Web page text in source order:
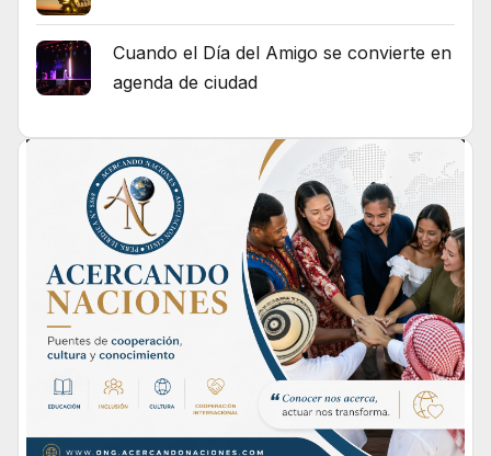
Cuando el Día del Amigo se convierte en
agenda de ciudad